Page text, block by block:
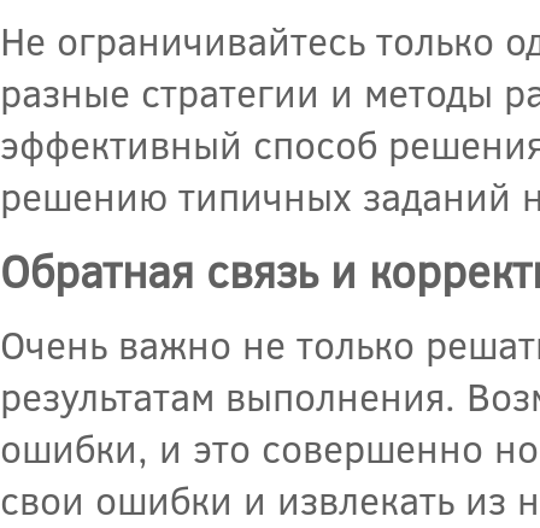
Не ограничивайтесь только
разные стратегии и методы
эффективный способ
решению типичных заданий
Обратная связь и
Очень важно не только
результатам выполнения.
ошибки, и это совершенно
свои ошибки и извлекать из